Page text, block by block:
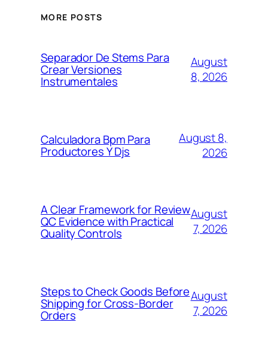
MORE POSTS
Separador De Stems Para
Crear Versiones
Instrumentales
August
8, 2026
Calculadora Bpm Para
Productores Y Djs
August 8,
2026
A Clear Framework for Review
QC Evidence with Practical
Quality Controls
August
7, 2026
Steps to Check Goods Before
Shipping for Cross-Border
Orders
August
7, 2026